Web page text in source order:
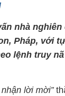
nhà
Pháp, với
lệnh truy nã
nhận lời mời”